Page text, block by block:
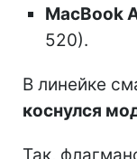
MacBook
520).
В линейке
коснулся
Так,